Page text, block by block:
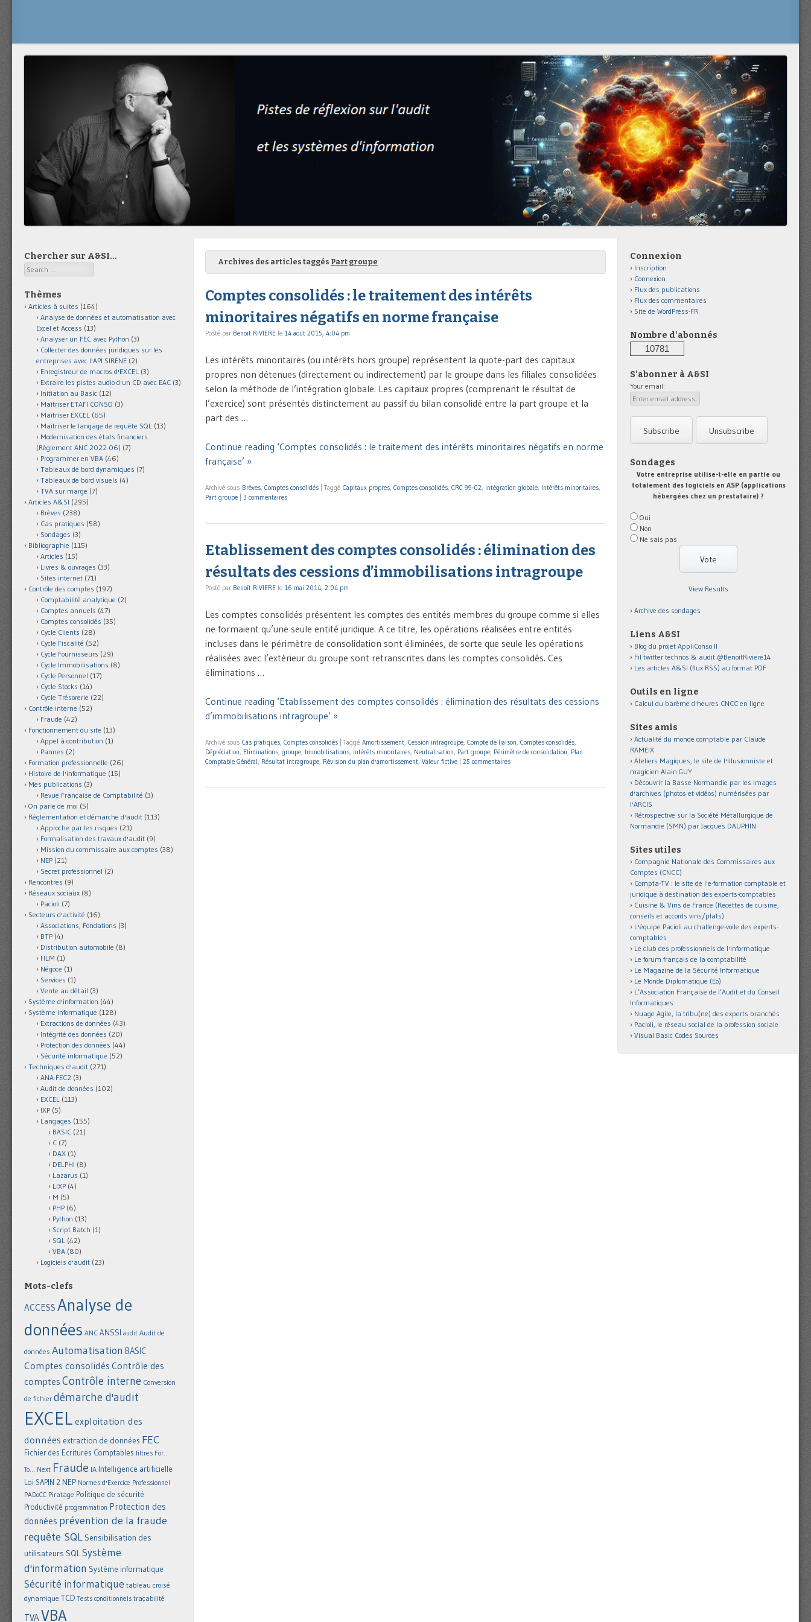
Archives des articles taggés Part groupe
Comptes consolidés : le traitement des intérêts
minoritaires négatifs en norme française
Posté par Benoît RIVIERE le 14 août 2015, 4:04 pm
Les intérêts minoritaires (ou intérêts hors groupe) représentent la quote-part des capitaux
propres non détenues (directement ou indirectement) par le groupe dans les filiales consolidées
selon la méthode de l’intégration globale. Les capitaux propres (comprenant le résultat de
l’exercice) sont présentés distinctement au passif du bilan consolidé entre la part groupe et la
part des …
Continue reading ‘Comptes consolidés : le traitement des intérêts minoritaires négatifs en norme
française’ »
Archivé sous Brèves, Comptes consolidés Taggé Capitaux propres, Comptes consolidés, CRC 99-02, Intégration globale, Intérêts minoritaires,
Part groupe
3 commentaires
Etablissement des comptes consolidés : élimination des
résultats des cessions d’immobilisations intragroupe
Posté par Benoît RIVIERE le 16 mai 2014, 2:04 pm
Les comptes consolidés présentent les comptes des entités membres du groupe comme si elles
ne formaient qu’une seule entité juridique. A ce titre, les opérations réalisées entre entités
incluses dans le périmètre de consolidation sont éliminées, de sorte que seule les opérations
réalisées avec l’extérieur du groupe sont retranscrites dans les comptes consolidés. Ces
éliminations …
Continue reading ‘Etablissement des comptes consolidés : élimination des résultats des cessions
d’immobilisations intragroupe’ »
Archivé sous Cas pratiques, Comptes consolidés Taggé Amortissement, Cession intragroupe, Compte de liaison, Comptes consolidés,
Dépréciation, Eliminations, groupe, Immobilisations, Intérêts minoritaires, Neutralisation, Part groupe, Périmètre de consolidation, Plan
Comptable Général, Résultat intragroupe, Révision du plan d'amortissement, Valeur fictive 25 commentaires
Chercher sur A&SI…
Search
Thèmes
Articles à suites (164)
Analyse de données et automatisation avec
Excel et Access (13)
Analyser un FEC avec Python (3)
Collecter des données juridiques sur les
entreprises avec l'API SIRENE (2)
Enregistreur de macros d'EXCEL (3)
Extraire les pistes audio d'un CD avec EAC (3)
Initiation au Basic (12)
Maîtriser ETAFI CONSO (3)
Maîtriser EXCEL (65)
Maîtriser le langage de requête SQL (13)
Modernisation des états financiers
(Règlement ANC 2022-06) (7)
Programmer en VBA (46)
Tableaux de bord dynamiques (7)
Tableaux de bord visuels (4)
TVA sur marge (7)
Articles A&SI (295)
Brèves (238)
Cas pratiques (58)
Sondages (3)
Bibliographie (115)
Articles (15)
Livres & ouvrages (33)
Sites internet (71)
Contrôle des comptes (197)
Comptabilité analytique (2)
Comptes annuels (47)
Comptes consolidés (35)
Cycle Clients (28)
Cycle Fiscalité (52)
Cycle Fournisseurs (29)
Cycle Immobilisations (8)
Cycle Personnel (17)
Cycle Stocks (14)
Cycle Trésorerie (22)
Contrôle interne (52)
Fraude (42)
Fonctionnement du site (13)
Appel à contribution (1)
Pannes (2)
Formation professionnelle (26)
Histoire de l'informatique (15)
Mes publications (3)
Revue Française de Comptabilité (3)
On parle de moi (5)
Réglementation et démarche d'audit (113)
Approche par les risques (21)
Formalisation des travaux d'audit (9)
Mission du commissaire aux comptes (38)
NEP (21)
Secret professionnel (2)
Rencontres (9)
Réseaux sociaux (8)
Pacioli (7)
Secteurs d'activité (16)
Associations, Fondations (3)
BTP (4)
Distribution automobile (8)
HLM (1)
Négoce (1)
Services (1)
Vente au détail (3)
Système d'information (44)
Système informatique (128)
Extractions de données (43)
Intégrité des données (20)
Protection des données (44)
Sécurité informatique (52)
Techniques d'audit (271)
ANA-FEC2 (3)
Audit de données (102)
EXCEL (113)
IXP (5)
Langages (155)
BASIC (21)
C (7)
DAX (1)
DELPHI (8)
Lazarus (1)
LIXP (4)
M (5)
PHP (6)
Python (13)
Script Batch (1)
SQL (42)
VBA (80)
Logiciels d'audit (23)
Mots-clefs
ACCESS Analyse de
données ANC ANSSI audit Audit de
données Automatisation BASIC
Comptes consolidés Contrôle des
comptes Contrôle interne Conversion
de fichier démarche d'audit
EXCEL exploitation des
données extraction de données FEC
Fichier des Ecritures Comptables filtres For...
To... Next Fraude IA Intelligence artificielle
Loi SAPIN 2 NEP Normes d'Exercice Professionnel
PADoCC Piratage Politique de sécurité
Productivité programmation Protection des
données prévention de la fraude
requête SQL Sensibilisation des
utilisateurs SQLSystème
d'information Système informatique
Sécurité informatique tableau croisé
dynamique TCD Tests conditionnels traçabilité
TVAVBA
Connexion
Inscription
Connexion
Flux des publications
Flux des commentaires
Site de WordPress-FR
Nombre d'abonnés
10781
S'abonner à A&SI
Your email:
Sondages
Votre entreprise utilise-t-elle en partie ou
totalement des logiciels en ASP (applications
hébergées chez un prestataire) ?
Oui
Non
Ne sais pas
View Results
Archive des sondages
Liens A&SI
Blog du projet AppliConso II
Fil twitter technos & audit @BenoitRiviere14
Les articles A&SI (flux RSS) au format PDF
Outils en ligne
Calcul du barème d'heures CNCC en ligne
Sites amis
Actualité du monde comptable par Claude
RAMEIX
Ateliers Magiques, le site de l'illusionniste et
magicien Alain GUY
Découvrir la Basse-Normandie par les images
d'archives (photos et vidéos) numérisées par
l'ARCIS
Rétrospective sur la Société Métallurgique de
Normandie (SMN) par Jacques DAUPHIN
Sites utiles
Compagnie Nationale des Commissaires aux
Comptes (CNCC)
Compta-TV : le site de l'e-formation comptable et
juridique à destination des experts-comptables
Cuisine & Vins de France (Recettes de cuisine,
conseils et accords vins/plats)
L'équipe Pacioli au challenge-voile des experts-
comptables
Le club des professionnels de l'informatique
Le forum français de la comptabilité
Le Magazine de la Sécurité Informatique
Le Monde Diplomatique (Eo)
L’Association Française de l’Audit et du Conseil
Informatiques
Nuage Agile, la tribu(ne) des experts branchés
Pacioli, le réseau social de la profession sociale
Visual Basic Codes Sources